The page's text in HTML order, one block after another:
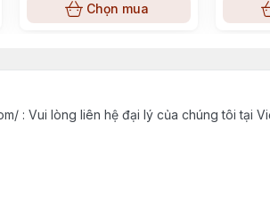
Chọn mua
: Vui lòng liên hệ đại lý của chúng tôi tại